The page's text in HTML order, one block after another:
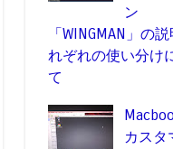
ン
「WINGMAN」の
れぞれの使い分け
て
カスタ